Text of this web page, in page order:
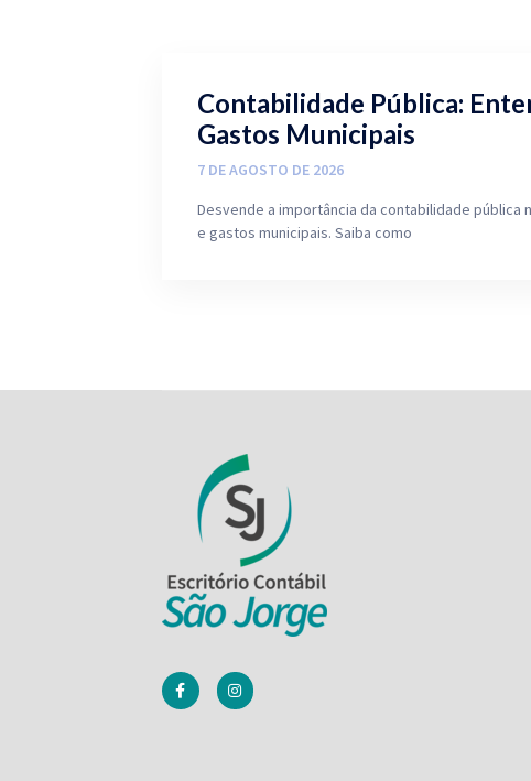
Contabilidade Pública:
Gastos Municipais
7 DE AGOSTO DE 2026
Desvende a importância da contabilidade pública
e gastos municipais. Saiba como